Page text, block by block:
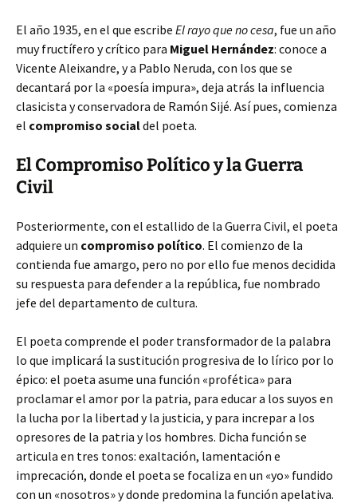
El año 1935, en el que escribe El rayo que no cesa, fue un año
muy fructífero y crítico para Miguel Hernández: conoce a
Vicente Aleixandre, y a Pablo Neruda, con los que se
decantará por la «poesía impura», deja atrás la influencia
clasicista y conservadora de Ramón Sijé. Así pues, comienza
el compromiso socialdel poeta.
El Compromiso Político y la Guerra
Civil
Posteriormente, con el estallido de la Guerra Civil, el poeta
adquiere un compromiso político. El comienzo de la
contienda fue amargo, pero no por ello fue menos decidida
su respuesta para defender a la república, fue nombrado
jefe del departamento de cultura.
El poeta comprende el poder transformador de la palabra
lo que implicará la sustitución progresiva de lo lírico por lo
épico: el poeta asume una función «profética» para
proclamar el amor por la patria, para educar a los suyos en
la lucha por la libertad y la justicia, y para increpar a los
opresores de la patria y los hombres. Dicha función se
articula en tres tonos: exaltación, lamentación e
imprecación, donde el poeta se focaliza en un «yo» fundido
con un «nosotros» y donde predomina la función apelativa.